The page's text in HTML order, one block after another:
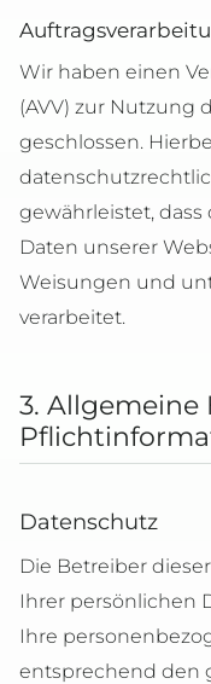
Wir haben einen
(AVV) zur Nutzung
geschlossen.
gewährleistet,
Daten unserer
Weisungen und
verarbeitet.
3. Allgemeine
Datenschutz
Die Betreiber
Ihrer persönlichen
Ihre
entsprechend den